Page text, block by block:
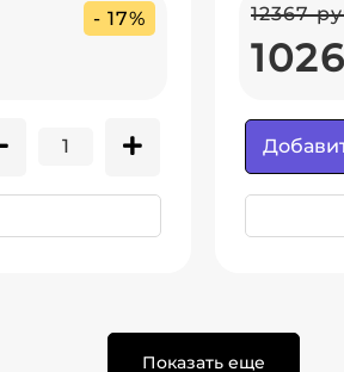
- 17% 12367
Показать еще